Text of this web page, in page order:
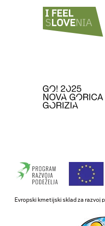
Evropski kmetijski sklad za razvoj